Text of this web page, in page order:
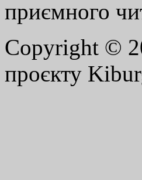
приємного
Copyright ©
проєкту